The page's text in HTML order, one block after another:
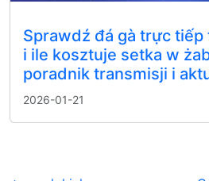
Sprawdź đá gà trực
i ile kosztuje setka w
poradnik transmisji i
2026-01-21